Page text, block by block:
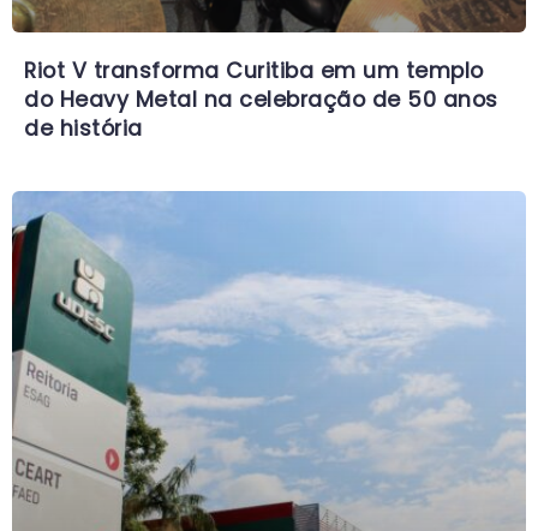
Riot V transforma Curitiba em um templo
do Heavy Metal na celebração de 50 anos
de história